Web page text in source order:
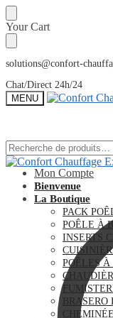
Sauter
à
la
navigation
Skip
to
content
Your Cart
solutions@confort-
Chat/Direct 24h/24
MENU
Recherche
pour :
Mon Compte
Recherche
pour :
Bienvenue
La Boutique
PACK
POÊLE À
INSERTS
POÊLES À